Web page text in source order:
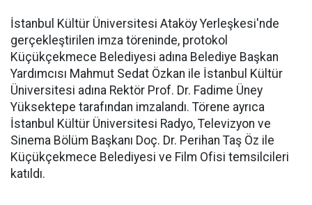
İstanbul Kültür Üniversitesi Ataköy Yerleşkesi'nde
gerçekleştirilen imza töreninde, protokol
Küçükçekmece Belediyesi adına Belediye Başkan
Yardımcısı Mahmut Sedat Özkan ile İstanbul Kültür
Üniversitesi adına Rektör Prof. Dr. Fadime Üney
Yüksektepe tarafından imzalandı. Törene ayrıca
İstanbul Kültür Üniversitesi Radyo, Televizyon ve
Sinema Bölüm Başkanı Doç. Dr. Perihan Taş Öz ile
Küçükçekmece Belediyesi ve Film Ofisi temsilcileri
katıldı.